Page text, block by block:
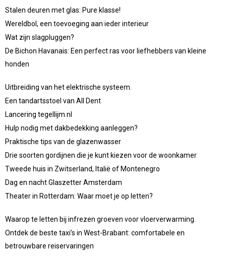
Stalen deuren met glas: Pure klasse!
Wereldbol, een toevoeging aan ieder interieur
Wat zijn slagpluggen?
De Bichon Havanais: Een perfect ras voor liefhebbers van kleine
honden
Uitbreiding van het elektrische systeem.
Een tandartsstoel van All Dent
Lancering tegellijm.nl
Hulp nodig met dakbedekking aanleggen?
Praktische tips van de glazenwasser
Drie soorten gordijnen die je kunt kiezen voor de woonkamer
Tweede huis in Zwitserland, Italië of Montenegro
Dag en nacht Glaszetter Amsterdam
Theater in Rotterdam: Waar moet je op letten?
Waarop te letten bij infrezen groeven voor vloerverwarming.
Ontdek de beste taxi’s in West-Brabant: comfortabele en
betrouwbare reiservaringen